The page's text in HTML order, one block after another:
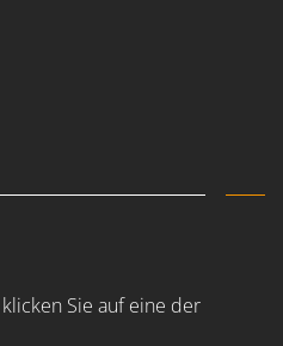
Sie auf eine der